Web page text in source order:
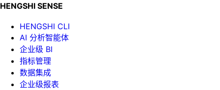
HENGSHI SENSE
HENGSHI CLI
AI 分析智能体
企业级 BI
指标管理
数据集成
企业级报表